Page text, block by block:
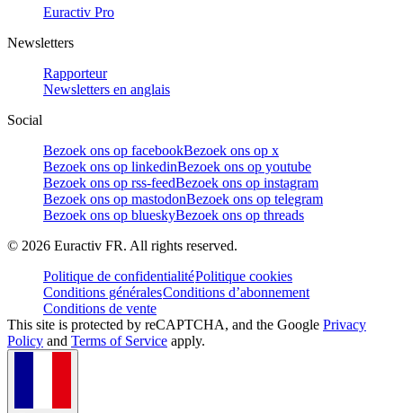
Euractiv Pro
Newsletters
Rapporteur
Newsletters en anglais
Social
Bezoek ons op facebookBezoek ons op x
Bezoek ons op linkedinBezoek ons op youtube
Bezoek ons op rss-feedBezoek ons op instagram
Bezoek ons op mastodonBezoek ons op telegram
Bezoek ons op blueskyBezoek ons op threads
© 2026 Euractiv FR. All rights reserved.
Politique de confidentialitéPolitique cookies
Conditions généralesConditions d’abonnement
Conditions de vente
This site is protected by reCAPTCHA, and the Google Privacy
Policy and Terms of Service apply.